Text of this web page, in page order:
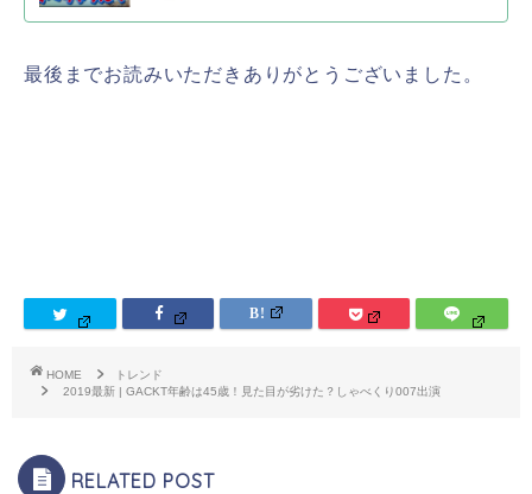
最後までお読みいただきありがとうございました。
HOME
トレンド
2019最新 | GACKT年齢は45歳！見た目が劣けた？しゃべくり007出演
RELATED POST